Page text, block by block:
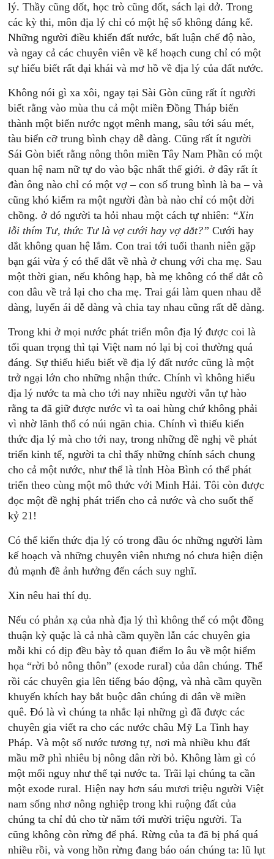
lý. Thầy cũng dốt, học trò cũng dốt, sách lại dở. Trong
các kỳ thi, môn địa lý chỉ có một hệ số không đáng kể.
Những người điều khiển đất nước, bất luận chế độ nào,
và ngay cả các chuyên viên về kế hoạch cung chỉ có một
sự hiểu biết rất đại khái và mơ hồ về địa lý của đất nước.
Không nói gì xa xôi, ngay tại Sài Gòn cũng rất ít người
biết rằng vào mùa thu cả một miền Đồng Tháp biến
thành một biển nước ngọt mênh mang, sâu tới sáu mét,
tàu biển cỡ trung bình chạy dễ dàng. Cũng rất ít người
Sái Gòn biết rằng nông thôn miền Tây Nam Phần có một
quan hệ nam nữ tự do vào bậc nhất thế giới. ở đây rất ít
đàn ông nào chỉ có một vợ – con số trung bình là ba – và
cũng khó kiếm ra một người đàn bà nào chỉ có một dời
chồng. ở đó người ta hỏi nhau một cách tự nhiên: “Xin
lỗi thím Tư, thức Tư là vợ cưới hay vợ dắt?” Cưới hay
dắt không quan hệ lắm. Con trai tới tuổi thanh niên gặp
bạn gái vừa ý có thể dắt về nhà ở chung với cha mẹ. Sau
một thời gian, nếu không hạp, bà mẹ không có thể dắt cô
con dâu về trả lại cho cha mẹ. Trai gái làm quen nhau dễ
dàng, luyến ái dễ dàng và chia tay nhau cũng rất dễ dàng.
Trong khi ở mọi nước phát triển môn địa lý được coi là
tối quan trọng thì tại Việt nam nó lại bị coi thường quá
đáng. Sự thiếu hiểu biết về địa lý đất nước cũng là một
trở ngại lớn cho những nhận thức. Chính vì không hiểu
địa lý nước ta mà cho tới nay nhiều người vẫn tự hào
rằng ta đã giữ được nước vì ta oai hùng chứ không phải
vì nhờ lãnh thổ có núi ngăn chia. Chính vì thiếu kiến
thức địa lý mà cho tới nay, trong những đề nghị về phát
triển kinh tế, người ta chỉ thấy những chính sách chung
cho cả một nước, như thể là tỉnh Hòa Bình có thể phát
triển theo cùng một mô thức với Minh Hải. Tôi còn được
đọc một đề nghị phát triển cho cả nước và cho suốt thế
kỷ 21!
Có thể kiến thức địa lý có trong đầu óc những người làm
kế hoạch và những chuyên viên nhưng nó chưa hiện diện
đủ mạnh đề ảnh hưởng đến cách suy nghĩ.
Xin nêu hai thí dụ.
Nếu có phản xạ của nhà địa lý thì không thể có một đồng
thuận kỳ quặc là cả nhà cầm quyền lẫn các chuyên gia
mỗi khi có dịp đều bày tỏ quan điểm lo âu về một hiểm
họa “rời bỏ nông thôn” (exode rural) của dân chúng. Thế
rồi các chuyên gia lên tiếng báo động, và nhà cầm quyền
khuyến khích hay bắt buộc dân chúng di dân về miền
quê. Đó là vì chúng ta nhắc lại những gì đã được các
chuyên gia viết ra cho các nước châu Mỹ La Tinh hay
Pháp. Và một số nước tương tự, nơi mà nhiều khu đất
mầu mỡ phì nhiêu bị nông dân rời bỏ. Không làm gì có
một mối nguy như thế tại nước ta. Trãi lại chúng ta cần
một exode rural. Hiện nay hơn sáu mươi triệu người Việt
nam sống nhơ nông nghiệp trong khi ruộng đất của
chúng ta chỉ đủ cho từ năm tới mười triệu người. Ta
cũng không còn rừng để phá. Rừng của ta đã bị phá quá
nhiều rồi, và vong hồn rừng đang báo oán chúng ta: lũ lụt